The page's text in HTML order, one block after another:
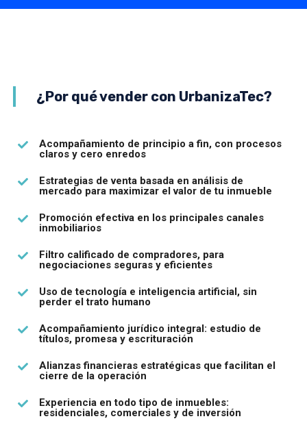
¿Por qué vender con UrbanizaTec?
Acompañamiento de principio a fin, con procesos
claros y cero enredos
Estrategias de venta basada en análisis de
mercado para maximizar el valor de tu inmueble
Promoción efectiva en los principales canales
inmobiliarios
Filtro calificado de compradores, para
negociaciones seguras y eficientes
Uso de tecnología e inteligencia artificial, sin
perder el trato humano
Acompañamiento jurídico integral: estudio de
títulos, promesa y escrituración
Alianzas financieras estratégicas que facilitan el
cierre de la operación
Experiencia en todo tipo de inmuebles:
residenciales, comerciales y de inversión